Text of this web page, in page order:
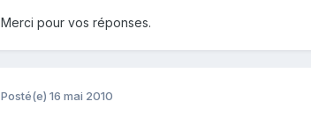
Merci pour vos réponses.
Posté(e) 16 mai 2010